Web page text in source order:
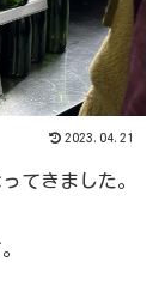
2023.04.21
てきました。